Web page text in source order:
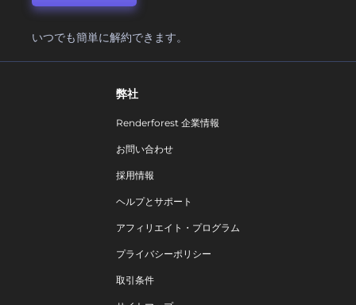
いつでも簡単に解約できます。
弊社
Renderforest 企業情報
お問い合わせ
採用情報
ヘルプとサポート
アフィリエイト・プログラム
プライバシーポリシー
取引条件